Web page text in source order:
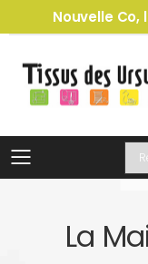
Nouvelle
Toggle
La